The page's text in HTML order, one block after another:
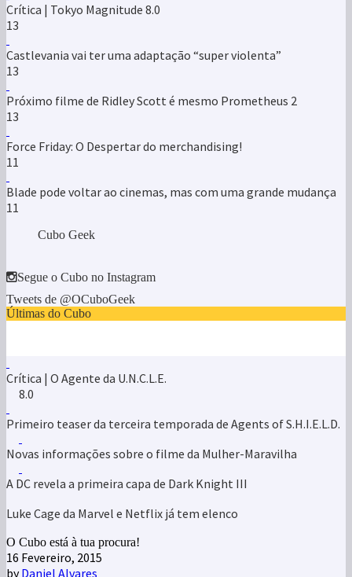
Crítica | Tokyo Magnitude 8.0
13
Castlevania vai ter uma adaptação “super violenta”
13
Próximo filme de Ridley Scott é mesmo Prometheus 2
13
Force Friday: O Despertar do merchandising!
11
Blade pode voltar ao cinemas, mas com uma grande mudança
11
Cubo Geek
Segue o Cubo no Instagram
Tweets de @OCuboGeek
Últimas do Cubo
Crítica | O Agente da U.N.C.L.E.
8.0
Primeiro teaser da terceira temporada de Agents of S.H.I.E.L.D.
Novas informações sobre o filme da Mulher-Maravilha
A DC revela a primeira capa de Dark Knight III
Luke Cage da Marvel e Netflix já tem elenco
O Cubo está à tua procura!
16 Fevereiro, 2015
byDaniel Alvares